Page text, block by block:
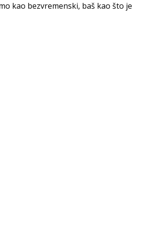
kao bezvremenski, baš kao što je